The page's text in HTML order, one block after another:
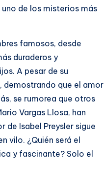
de los misterios más
famosos, desde
duraderos y
A pesar de su
demostrando que el amor
se rumorea que otros
Vargas Llosa, han
de Isabel Preysler sigue
vilo. ¿Quién será el
y fascinante? Solo el